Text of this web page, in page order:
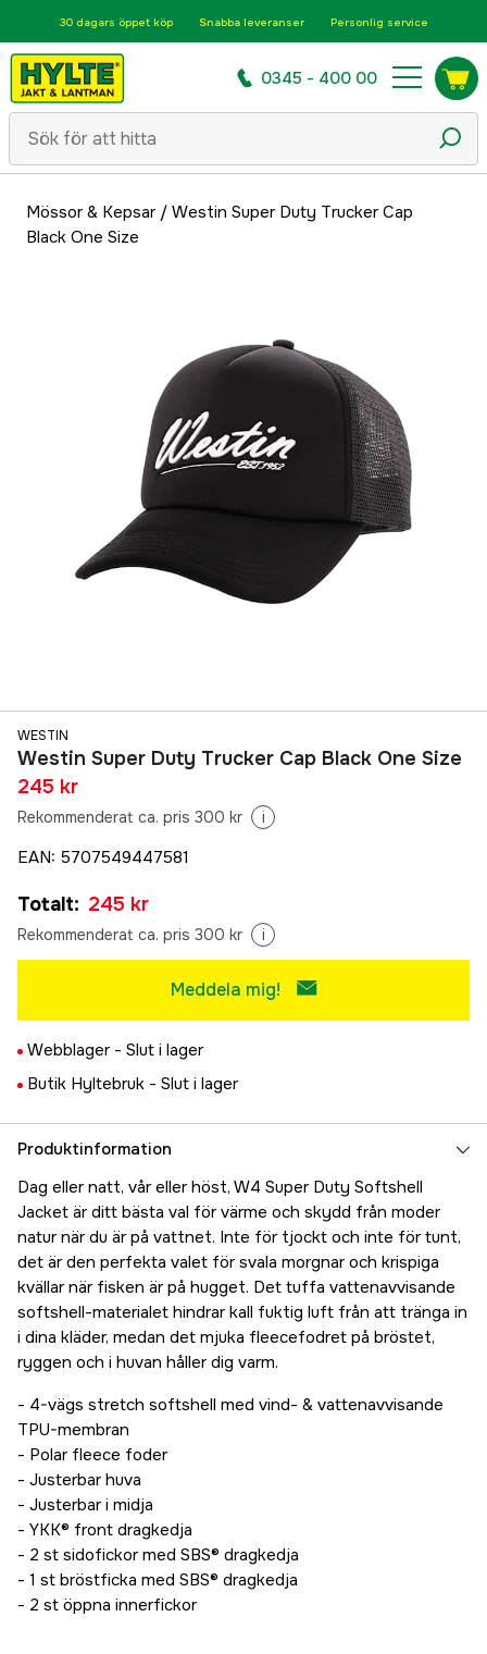
30 dagars öppet köp Snabba leveranser Personlig service
0345 - 400 00
Mössor & Kepsar/ Westin Super Duty Trucker Cap
Black One Size
WESTIN
Westin Super Duty Trucker Cap Black One Size
245 kr
Rekommenderat ca. pris 300 kr i
EAN: 5707549447581
Totalt: 245 kr
Rekommenderat ca. pris 300 kr i
Meddela mig!
Webblager - Slut i lager
Butik Hyltebruk - Slut i lager
Produktinformation
Dag eller natt, vår eller höst, W4 Super Duty Softshell
Jacket är ditt bästa val för värme och skydd från moder
natur när du är på vattnet. Inte för tjockt och inte för tunt,
det är den perfekta valet för svala morgnar och krispiga
kvällar när fisken är på hugget. Det tuffa vattenavvisande
softshell-materialet hindrar kall fuktig luft från att tränga in
i dina kläder, medan det mjuka fleecefodret på bröstet,
ryggen och i huvan håller dig varm.
- 4-vägs stretch softshell med vind- & vattenavvisande
TPU-membran
- Polar fleece foder
- Justerbar huva
- Justerbar i midja
- YKK® front dragkedja
- 2 st sidofickor med SBS® dragkedja
- 1 st bröstficka med SBS® dragkedja
- 2 st öppna innerfickor